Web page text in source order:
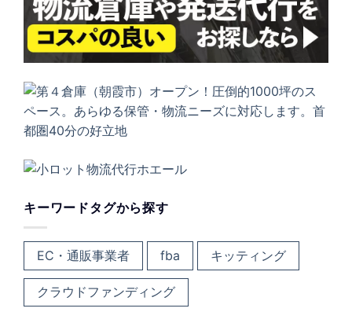
キーワードタグから探す
EC・通販事業者 fba キッティング
クラウドファンディング